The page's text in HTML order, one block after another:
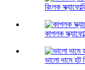
রিংলক
কাপলক
ভালো দামে হট